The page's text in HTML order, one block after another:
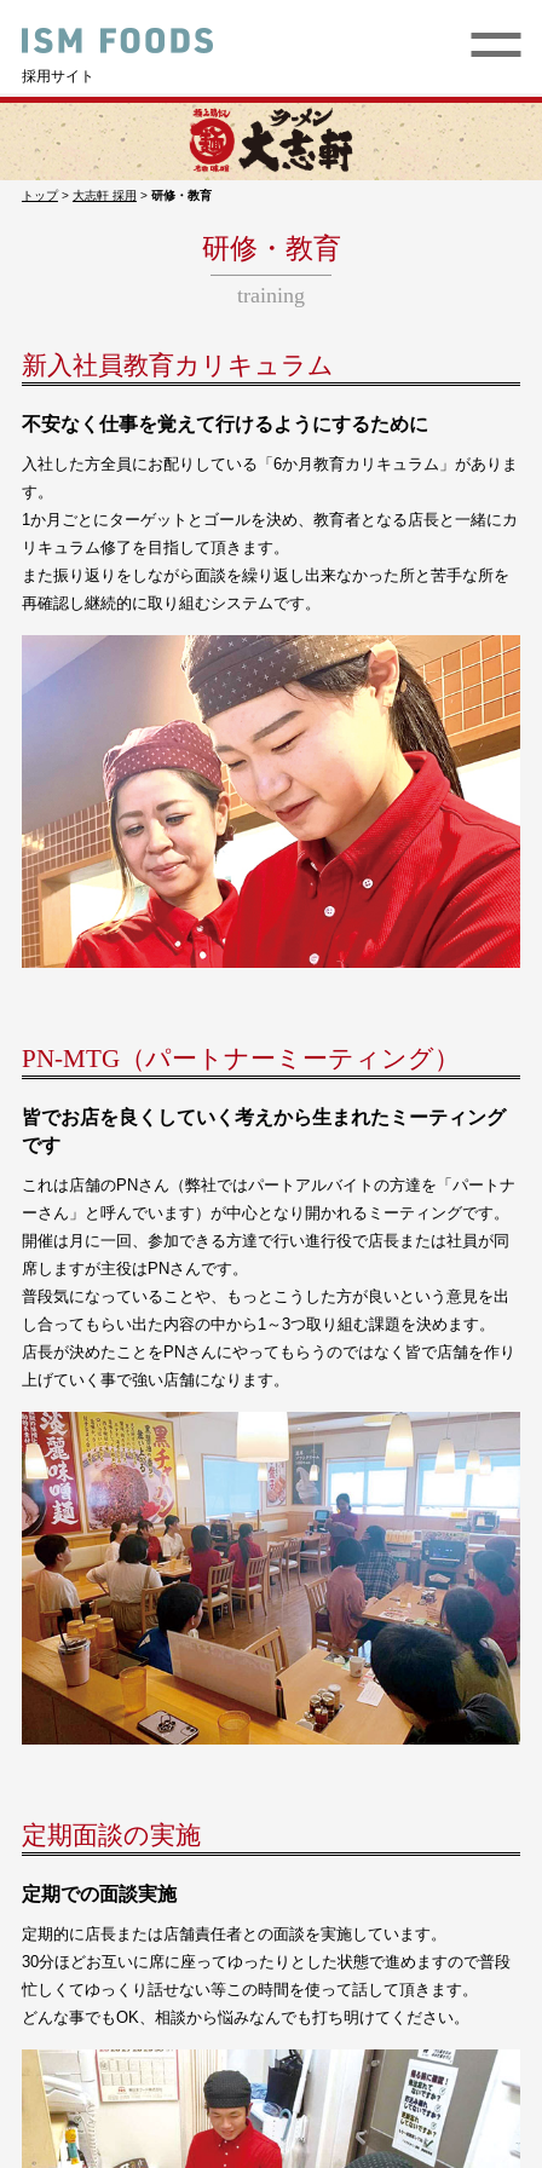
採用サイト
トップ> 大志軒 採用 > 研修・教育
研修・教育
training
新入社員教育カリキュラム
不安なく仕事を覚えて行けるようにするために
入社した方全員にお配りしている「6か月教育カリキュラム」がありま
す。
1か月ごとにターゲットとゴールを決め、教育者となる店長と一緒にカ
リキュラム修了を目指して頂きます。
また振り返りをしながら面談を繰り返し出来なかった所と苦手な所を
再確認し継続的に取り組むシステムです。
PN-MTG（パートナーミーティング）
皆でお店を良くしていく考えから生まれたミーティング
です
これは店舗のPNさん（弊社ではパートアルバイトの方達を「パートナ
ーさん」と呼んでいます）が中心となり開かれるミーティングです。
開催は月に一回、参加できる方達で行い進行役で店長または社員が同
席しますが主役はPNさんです。
普段気になっていることや、もっとこうした方が良いという意見を出
し合ってもらい出た内容の中から1～3つ取り組む課題を決めます。
店長が決めたことをPNさんにやってもらうのではなく皆で店舗を作り
上げていく事で強い店舗になります。
定期面談の実施
定期での面談実施
定期的に店長または店舗責任者との面談を実施しています。
30分ほどお互いに席に座ってゆったりとした状態で進めますので普段
忙しくてゆっくり話せない等この時間を使って話して頂きます。
どんな事でもOK、相談から悩みなんでも打ち明けてください。